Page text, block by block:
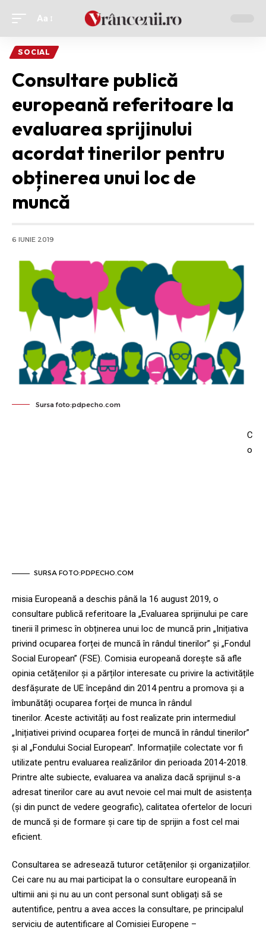
Ajustor
font
Aa
SOCIAL
Consultare publică
europeană referitoare la
evaluarea sprijinului
acordat tinerilor pentru
obținerea unui loc de
muncă
6 IUNIE 2019
Sursa foto:pdpecho.com
SURSA FOTO:PDPECHO.COM
C
o
misia Europeană a deschis până la 16 august 2019, o
consultare publică referitoare la „Evaluarea sprijinului pe care
tinerii îl primesc în obținerea unui loc de muncă prin „Inițiativa
privind ocuparea forței de muncă în rândul tinerilor” și „Fondul
Social European” (FSE). Comisia europeană dorește să afle
opinia cetățenilor și a părților interesate cu privire la activitățile
desfășurate de UE începând din 2014 pentru a promova și a
îmbunătăți ocuparea forței de munca în rândul
tinerilor. Aceste activități au fost realizate prin intermediul
„Inițiativei privind ocuparea forței de muncă în rândul tinerilor”
și al „Fondului Social European”. Informațiile colectate vor fi
utilizate pentru evaluarea realizărilor din perioada 2014-2018.
Printre alte subiecte, evaluarea va analiza dacă sprijinul s-a
adresat tinerilor care au avut nevoie cel mai mult de asistența
(și din punct de vedere geografic), calitatea ofertelor de locuri
de muncă și de formare și care tip de sprijin a fost cel mai
eficient.
Consultarea se adresează tuturor cetățenilor și organizațiilor.
Cei care nu au mai participat la o consultare europeană în
ultimii ani și nu au un cont personal sunt obligați să se
autentifice, pentru a avea acces la consultare, pe principalul
serviciu de autentificare al Comisiei Europene –